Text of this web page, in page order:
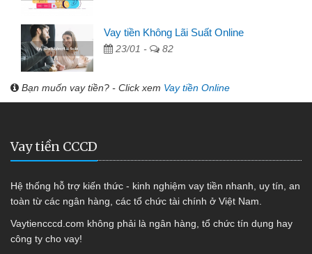
Vay tiền Không Lãi Suất Online
23/01 - 82
Bạn muốn vay tiền? - Click xem Vay tiền Online
Vay tiền CCCD
Hệ thống hỗ trợ kiến thức - kinh nghiệm vay tiền nhanh, uy tín, an
toàn từ các ngân hàng, các tổ chức tài chính ở Việt Nam.
Vaytiencccd.com không phải là ngân hàng, tổ chức tín dụng hay
công ty cho vay!